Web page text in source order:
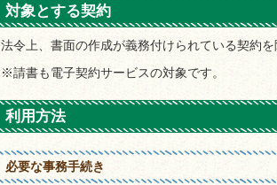
対象とする契約
法令上、書面の作成が義務付けられている契約
※請書も電子契約サービスの対象です。
利用方法
必要な事務手続き